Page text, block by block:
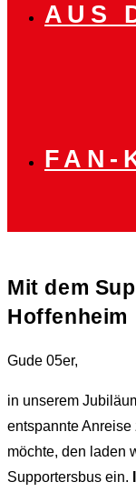
AUS
FAN-
Mit dem
Hoffenheim
Gude 05er,
in unserem
entspannte
möchte, den laden
Supportersbus ein.